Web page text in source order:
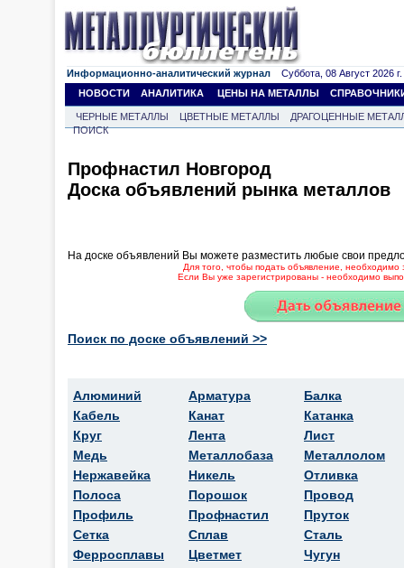
Информационно-аналитический журнал Суббота, 08 Август 2026 г.
НОВОСТИ
АНАЛИТИКА ЦЕНЫ НА МЕТАЛЛЫ
ЧЕРНЫЕ МЕТАЛЛЫ ЦВЕТНЫЕ МЕТАЛЛЫ
ДРАГОЦЕННЫЕ
ПОИСК
Профнастил Новгород
Доска объявлений рынка металлов
На доске объявлений Вы можете разместить любые свои
Для того, чтобы подать объявление, необходимо
Если Вы уже зарегистрированы - необходимо
Поиск по доске объявлений >>
Алюминий
Кабель
Круг
Медь
Нержавейка
Полоса
Профиль
Сетка
Ферросплавы
Арматура
Канат
Лента
Металлобаза
Никель
Порошок
Профнастил
Сплав
Цветмет
Балка
Катанка
Лист
Металлолом
Отливка
Провод
Пруток
Сталь
Чугун